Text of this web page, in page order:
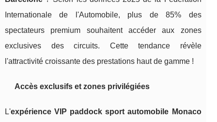
Internationale de l'Automobile, plus de 85% des
spectateurs premium souhaitent accéder aux zones
exclusives des circuits. Cette tendance révèle
l'attractivité croissante des prestations haut de gamme !
Accès exclusifs et zones privilégiées
L'expérience VIP paddock sport automobile Monaco